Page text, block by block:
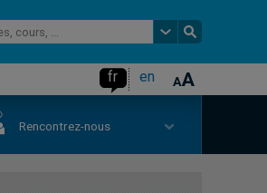
fr en
Rencontrez-nous